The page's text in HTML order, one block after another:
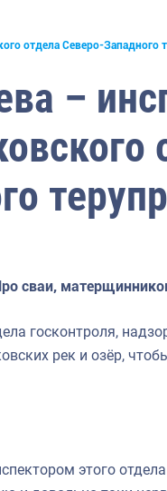
отдела Северо-Западного
–
сваи,
госконтроля,
рек и озёр,
этого